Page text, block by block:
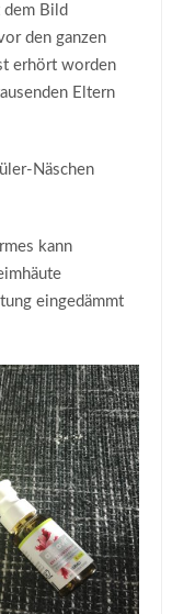
dem Bild
den ganzen
erhört worden
Eltern
Näschen
kann
eingedämmt